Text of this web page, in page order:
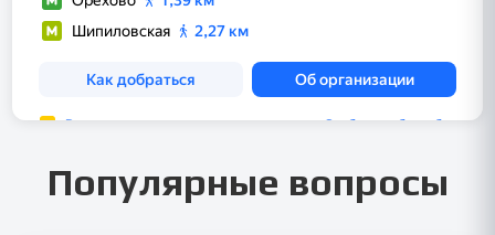
Популярные вопросы